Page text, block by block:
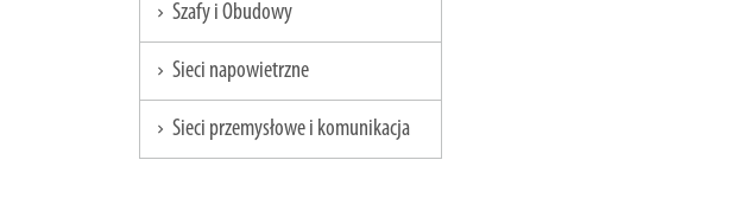
chevron_right Szafy i Obudowy
chevron_right Sieci napowietrzne
chevron_right Sieci przemysłowe i komunikacja